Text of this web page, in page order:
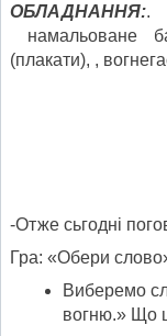
ОБЛАДНАННЯ:.
намальоване
(плакати), ,
-Отже сьгодні
Гра: «Обери
Виберемо
вогню.» Що